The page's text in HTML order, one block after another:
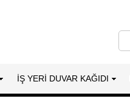
İŞ YERİ DUVAR KAĞIDI